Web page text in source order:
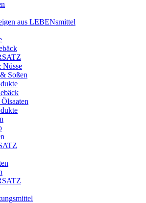
aus LEBENsmittel
Nüsse
Soßen